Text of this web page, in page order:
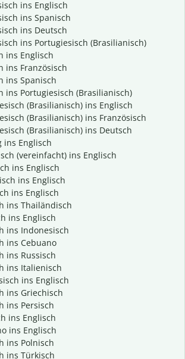
ins Englisch
ins Spanisch
ins Deutsch
ins Portugiesisch (Brasilianisch)
ins Englisch
ins Französisch
ins Spanisch
ins Portugiesisch (Brasilianisch)
(Brasilianisch) ins Englisch
(Brasilianisch) ins Französisch
(Brasilianisch) ins Deutsch
ins Englisch
(vereinfacht) ins Englisch
ins Englisch
ins Englisch
ins Englisch
ins Thailändisch
ins Englisch
ins Indonesisch
ins Cebuano
ins Russisch
ins Italienisch
ins Englisch
ins Griechisch
ins Persisch
ins Englisch
ins Englisch
ins Polnisch
ins Türkisch